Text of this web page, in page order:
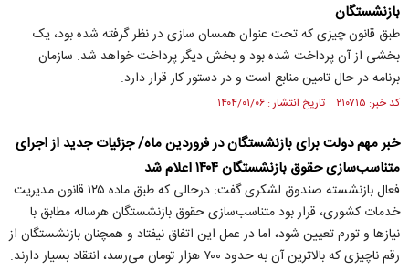
بازنشستگان
طبق قانون چیزی که تحت عنوان همسان سازی در نظر گرفته شده بود، یک
بخشی از آن پرداخت شده بود و بخش دیگر پرداخت خواهد شد. سازمان
برنامه در حال تامین منابع است و در دستور کار قرار دارد.
کد خبر: ۲۱۰۷۱۵ تاریخ انتشار : ۱۴۰۴/۰۱/۰۶
خبر مهم دولت برای بازنشستگان در فروردین ماه/ جزئیات جدید از اجرای
متناسب‌سازی حقوق بازنشستگان ۱۴۰۴ اعلام شد
فعال بازنشسته صندوق لشکری گفت: درحالی که طبق ماده ۱۲۵ قانون مدیریت
خدمات کشوری، قرار بود متناسب‌سازی حقوق بازنشستگان هرساله مطابق با
نیاز‌ها و تورم تعیین شود، اما در عمل این اتفاق نیفتاد و همچنان بازنشستگان از
رقم ناچیزی که بالاترین آن به حدود ۷۰۰ هزار تومان می‌رسد، انتقاد بسیار دارند.